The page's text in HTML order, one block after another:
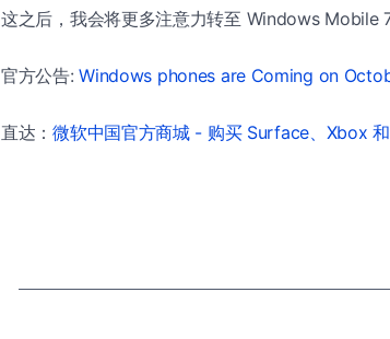
这之后，我会将更多注意力转至 Windows Mobile
官方公告:Windows phones are Coming on
直达：微软中国官方商城 - 购买 Surface、Xbox